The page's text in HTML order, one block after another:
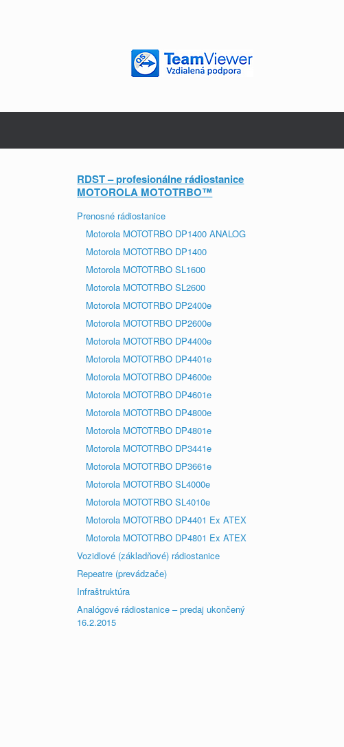
RDST – profesionálne rádiostanice
MOTOROLA MOTOTRBO™
Prenosné rádiostanice
Motorola MOTOTRBO DP1400 ANALOG
Motorola MOTOTRBO DP1400
Motorola MOTOTRBO SL1600
Motorola MOTOTRBO SL2600
Motorola MOTOTRBO DP2400e
Motorola MOTOTRBO DP2600e
Motorola MOTOTRBO DP4400e
Motorola MOTOTRBO DP4401e
Motorola MOTOTRBO DP4600e
Motorola MOTOTRBO DP4601e
Motorola MOTOTRBO DP4800e
Motorola MOTOTRBO DP4801e
Motorola MOTOTRBO DP3441e
Motorola MOTOTRBO DP3661e
Motorola MOTOTRBO SL4000e
Motorola MOTOTRBO SL4010e
Motorola MOTOTRBO DP4401 Ex ATEX
Motorola MOTOTRBO DP4801 Ex ATEX
Vozidlové (základňové) rádiostanice
Repeatre (prevádzače)
Infraštruktúra
Analógové rádiostanice – predaj ukončený
16.2.2015